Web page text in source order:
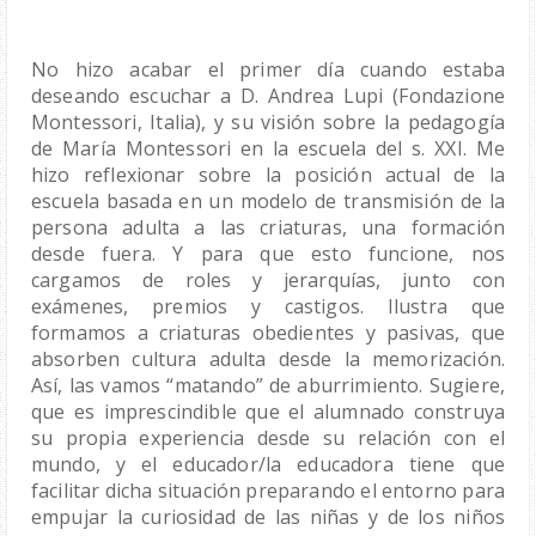
No hizo acabar el primer día cuando estaba
deseando escuchar a D. Andrea Lupi (Fondazione
Montessori, Italia), y su visión sobre la pedagogía
de María Montessori en la escuela del s. XXI. Me
hizo reflexionar sobre la posición actual de la
escuela basada en un modelo de transmisión de la
persona adulta a las criaturas, una formación
desde fuera. Y para que esto funcione, nos
cargamos de roles y jerarquías, junto con
exámenes, premios y castigos. Ilustra que
formamos a criaturas obedientes y pasivas, que
absorben cultura adulta desde la memorización.
Así, las vamos “matando” de aburrimiento. Sugiere,
que es imprescindible que el alumnado construya
su propia experiencia desde su relación con el
mundo, y el educador/la educadora tiene que
facilitar dicha situación preparando el entorno para
empujar la curiosidad de las niñas y de los niños